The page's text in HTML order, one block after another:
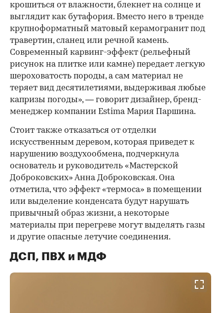
00:00 / 00:00
крошиться от влажности, блекнет на солнце и
выглядит как бутафория. Вместо него в тренде
крупноформатный матовый керамогранит под
травертин, сланец или речной камень.
Современный карвинг-эффект (рельефный
рисунок на плитке или камне) передает легкую
шероховатость породы, а сам материал не
теряет вид десятилетиями, выдерживая любые
капризы погоды», — говорит дизайнер, бренд-
менеджер компании Estima Мария Паршина.
Стоит также отказаться от отделки
искусственным деревом, которая приведет к
нарушению воздухообмена, подчеркнула
основатель и руководитель «Мастерской
Доброковских» Анна Доброковская. Она
отметила, что эффект «термоса» в помещении
или выделение конденсата будут нарушать
привычный образ жизни, а некоторые
материалы при перегреве могут выделять газы
и другие опасные летучие соединения.
ДСП, ПВХ и МДФ